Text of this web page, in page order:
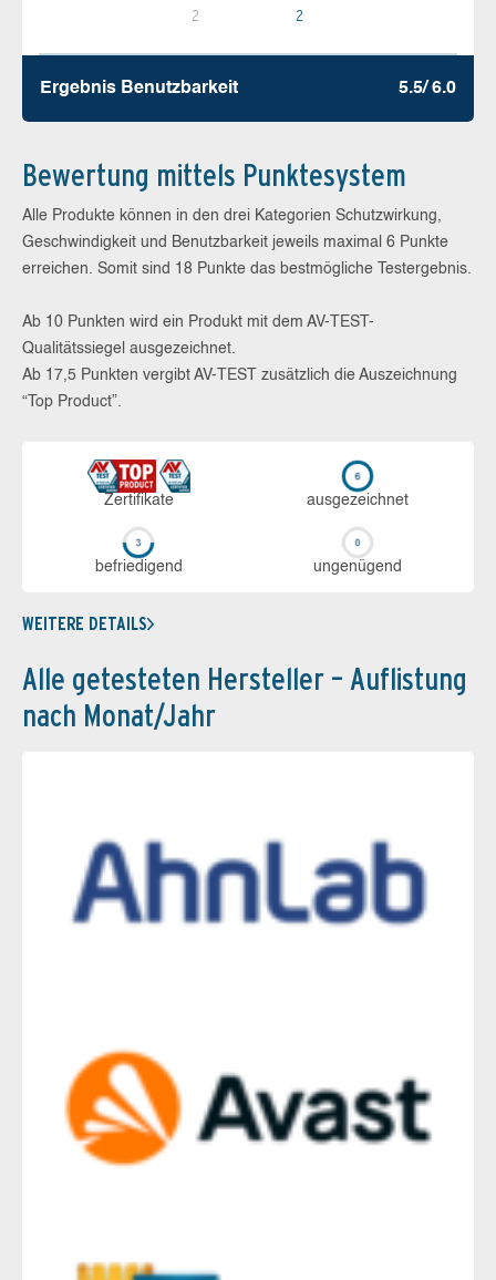
2 2
Ergebnis Benutz­barkeit 5.5/ 6.0
Bewertung mittels Punktesystem
Alle Produkte können in den drei Kategorien Schutzwirkung,
Geschwindigkeit und Benutzbarkeit jeweils maximal 6 Punkte
erreichen. Somit sind 18 Punkte das bestmögliche Testergebnis.
Ab 10 Punkten wird ein Produkt mit dem AV-TEST-
Qualitätssiegel ausgezeichnet.
Ab 17,5 Punkten vergibt AV-TEST zusätzlich die Auszeichnung
“Top Product”.
Zerti­fikate aus­ge­zeich­net
be­frie­di­gend un­ge­nü­gend
WEITERE DETAILS
Alle getesteten Hersteller – Auflistung
nach Monat/Jahr